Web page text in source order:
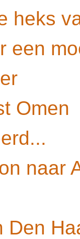
heks
een
Omen
naar
Den